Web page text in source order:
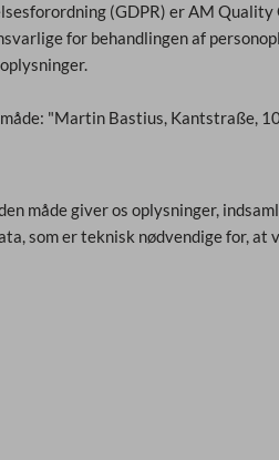
(GDPR) er AM
for behandlingen af
"Martin Bastius, Kantstraße,
måde giver os oplysninger,
som er teknisk nødvendige for, at